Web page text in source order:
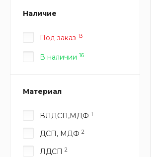
Наличие
Под заказ 13
В наличии 16
Материал
ВЛДСП,МДФ 1
ДСП, МДФ 2
ЛДСП 2